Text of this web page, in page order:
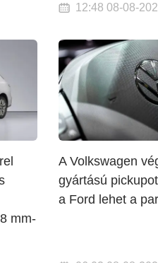
12:48 08-08-
mm-
A Volkswagen
gyártású
a Ford lehet a